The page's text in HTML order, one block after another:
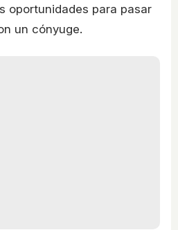
oportunidades para pasar
un cónyuge.